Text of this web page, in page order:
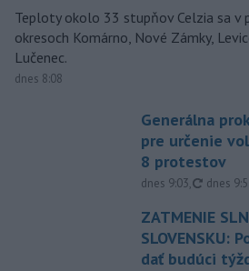
Teploty okolo 33 stupňov Celzia sa v
okresoch Komárno, Nové Zámky,
Lučenec.
dnes 8:08
Generálna
pre určenie
8 protestov
dnes 9:03, dnes
ZATMENIE
SLOVENSKU:
dať budúci